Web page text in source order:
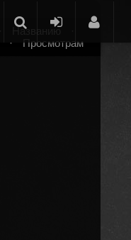
Названию
· Просмотрам